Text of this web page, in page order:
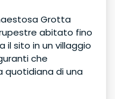
Grotta
abitato fino
il sito in un villaggio
che
quotidiana di una